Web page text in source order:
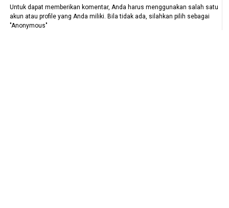
Untuk dapat memberikan komentar, Anda harus menggunakan salah satu
akun atau profile yang Anda miliki. Bila tidak ada, silahkan pilih sebagai
"Anonymous"